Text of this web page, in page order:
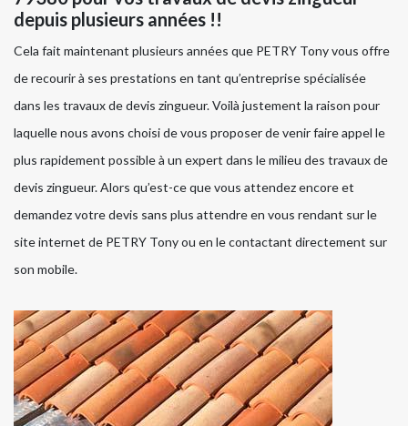
depuis plusieurs années !!
Cela fait maintenant plusieurs années que PETRY Tony vous offre
de recourir à ses prestations en tant qu’entreprise spécialisée
dans les travaux de devis zingueur. Voilà justement la raison pour
laquelle nous avons choisi de vous proposer de venir faire appel le
plus rapidement possible à un expert dans le milieu des travaux de
devis zingueur. Alors qu’est-ce que vous attendez encore et
demandez votre devis sans plus attendre en vous rendant sur le
site internet de PETRY Tony ou en le contactant directement sur
son mobile.